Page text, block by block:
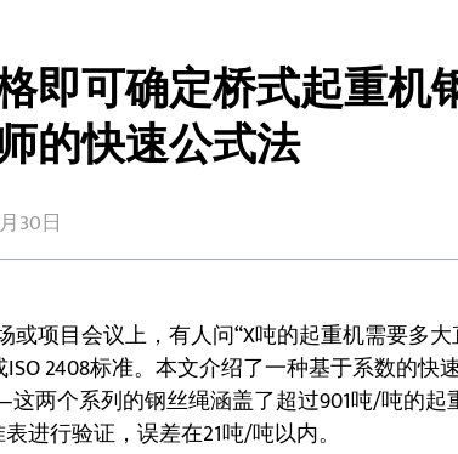
即可确定桥式起重
的快速公式法
30日
或项目会议上，有人问“X吨的起重机需要多
ISO 2408标准。本文介绍了一种基于系数的快
两个系列的钢丝绳涵盖了超过901吨/吨的起
表进行验证，误差在21吨/吨以内。